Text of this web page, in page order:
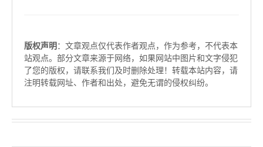
版权声明 ：文章观点仅代表作者观点，作为参考，不代表本
站观点。部分文章来源于网络，如果网站中图片和文字侵犯
了您的版权，请联系我们及时删除处理！转载本站内容，请
注明转载网址、作者和出处，避免无谓的侵权纠纷。